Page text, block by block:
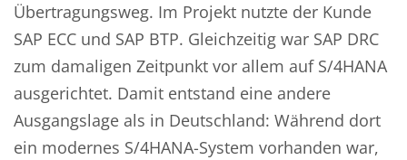
Übertragungsweg. Im Projekt nutzte der Kunde
SAP ECC und SAP BTP. Gleichzeitig war SAP DRC
zum damaligen Zeitpunkt vor allem auf S/4HANA
ausgerichtet. Damit entstand eine andere
Ausgangslage als in Deutschland: Während dort
ein modernes S/4HANA-System vorhanden war,